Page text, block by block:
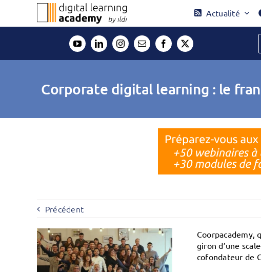
contenu
Actualité
Corporate digital learning : le
Précédent
Coorpacademy,
giron d’une
cofondateur de